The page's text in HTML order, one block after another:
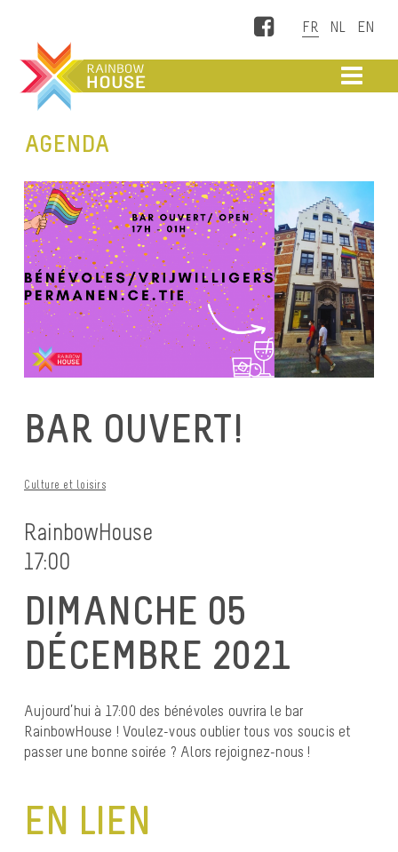
Facebook
AGENDA
BAR OUVERT!
Culture et loisirs
RainbowHouse
17:00
DIMANCHE 05
DÉCEMBRE 2021
Aujourd’hui à 17:00 des bénévoles ouvrira le bar
RainbowHouse ! Voulez-vous oublier tous vos soucis et
passer une bonne soirée ? Alors rejoignez-nous !
EN LIEN